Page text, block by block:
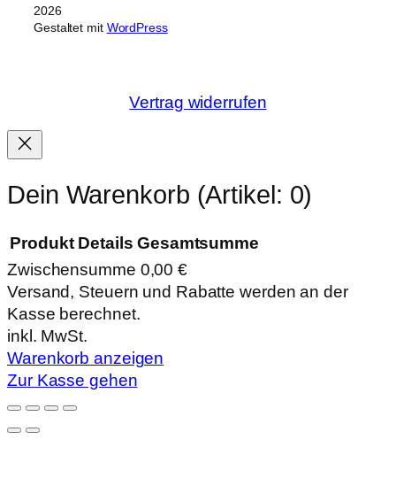
2026
Gestaltet mit WordPress
Vertrag widerrufen
Dein Warenkorb (Artikel: 0)
Produkte
im
Warenkorb
Produkt Details Gesamtsumme
Zwischensumme 0,00 €
Versand, Steuern und Rabatte werden an der
Kasse berechnet.
inkl. MwSt.
Warenkorb anzeigen
Zur Kasse gehen